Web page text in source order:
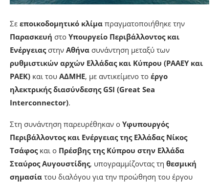
Σε εποικοδομητικό κλίμα πραγματοποιήθηκε την
Παρασκευή στο Υπουργείο Περιβάλλοντος και
Ενέργειαςστην Αθήνα συνάντηση μεταξύ των
ρυθμιστικών αρχών Ελλάδας και Κύπρου (ΡΑΑΕΥ και
ΡΑΕΚ) και του ΑΔΜΗΕ, με αντικείμενο το έργο
ηλεκτρικής διασύνδεσης GSI (Great Sea
Interconnector).
Στη συνάντηση παρευρέθηκαν ο Υφυπουργός
Περιβάλλοντος και Ενέργειας της Ελλάδας Νίκος
Τσάφοςκαι ο Πρέσβης της Κύπρου στην Ελλάδα
Σταύρος Αυγουστίδης, υπογραμμίζοντας τη θεσμική
σημασία του διαλόγου για την προώθηση του έργου